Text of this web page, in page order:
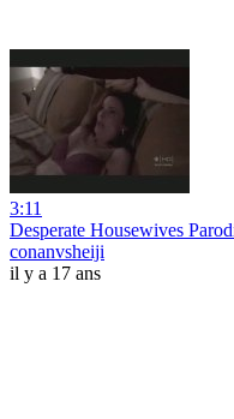
3:11
Desperate Housewives
conanvsheiji
il y a 17 ans